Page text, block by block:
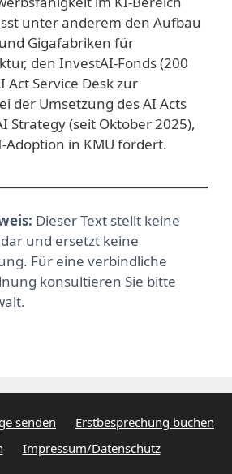
unter anderem den Aufbau
Gigafabriken für
den InvestAI-Fonds (200
Act Service Desk zur
der Umsetzung des AI Acts
Strategy (seit Oktober 2025),
Adoption in KMU fördert.
Dieser Text stellt keine
und ersetzt keine
Für eine verbindliche
konsultieren Sie bitte
senden
Erstbesprechung buchen
Impressum/Datenschutz